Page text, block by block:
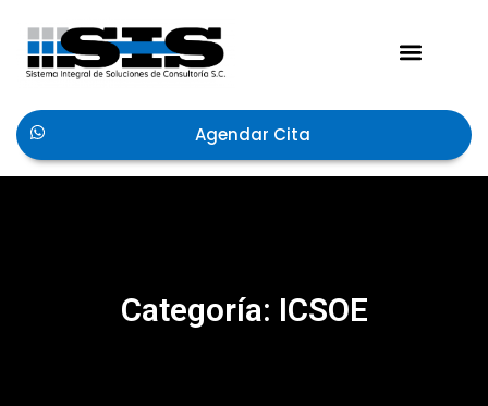
Agendar Cita
Categoría: ICSOE